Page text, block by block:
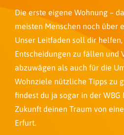
Die erste eigene Wohnung –
meisten Menschen noch über
Unser Leitfaden soll dir
Entscheidungen zu fällen und
abzuwägen als auch für die
Wohnziele nützliche Tipps zu
findest du ja sogar in der WBG
Zukunft deinen Traum von
Erfurt.